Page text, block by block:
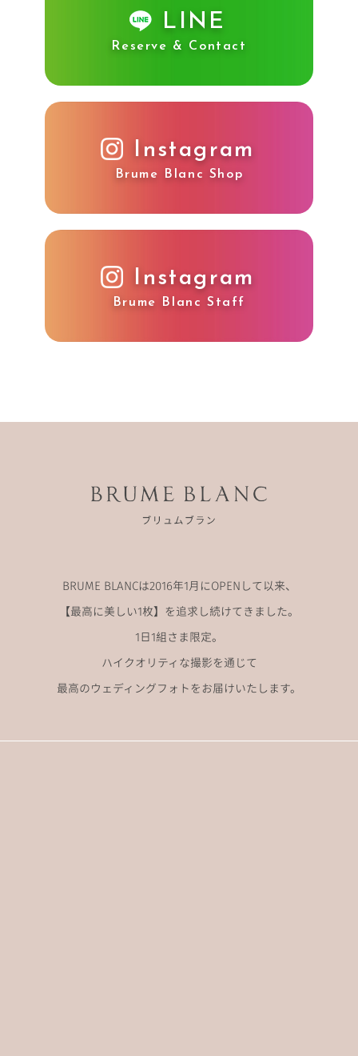
LINE
Reserve & Contact
Instagram
Brume Blanc Shop
Instagram
Brume Blanc Staff
BRUME BLANCは2016年1月にOPENして以来、
【最高に美しい1枚】を追求し続けてきました。
1日1組さま限定。
ハイクオリティな撮影を通じて
最高のウェディングフォトをお届けいたします。